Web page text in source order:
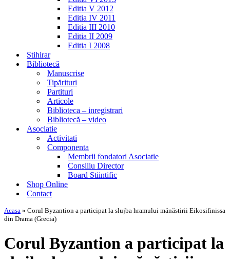
Editia V 2012
Editia IV 2011
Editia III 2010
Editia II 2009
Editia I 2008
Stihirar
Bibliotecă
Manuscrise
Tipărituri
Partituri
Articole
Biblioteca – inregistrari
Bibliotecă – video
Asociatie
Activitati
Componenta
Membrii fondatori Asociatie
Consiliu Director
Board Stiintific
Shop Online
Contact
Acasa » Corul Byzantion a participat la slujba hramului mănăstirii Eikosifinissa
din Drama (Grecia)
Corul Byzantion a participat la